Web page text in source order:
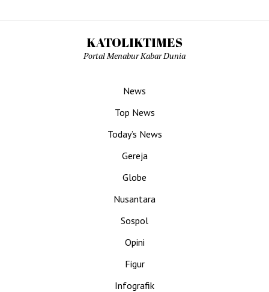
KATOLIKTIMES
Portal Menabur Kabar Dunia
News
Top News
Today’s News
Gereja
Globe
Nusantara
Sospol
Opini
Figur
Infografik